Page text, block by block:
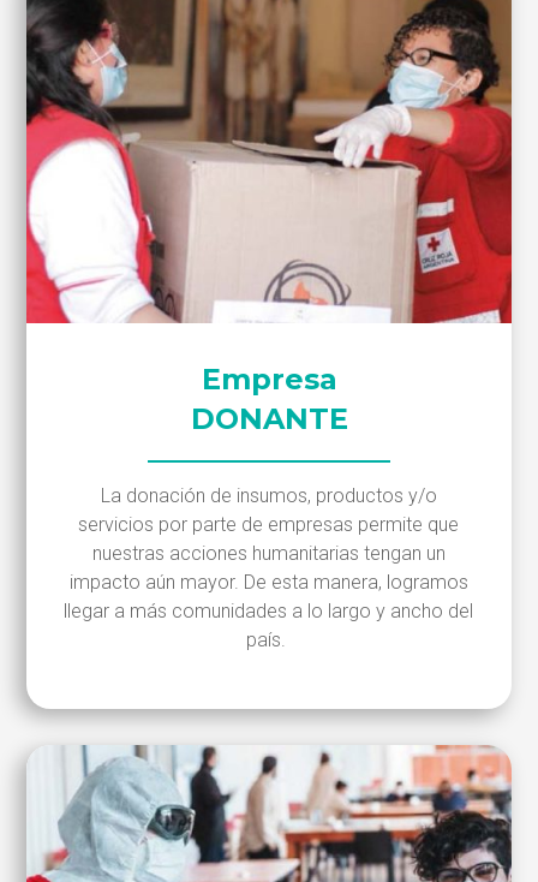
Empresa
DONANTE
La donación de insumos, productos y/o
servicios por parte de empresas permite que
nuestras acciones humanitarias tengan un
impacto aún mayor. De esta manera, logramos
llegar a más comunidades a lo largo y ancho del
país.